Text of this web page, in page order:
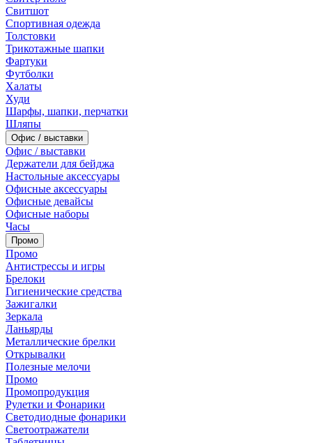
Свитшот
Спортивная одежда
Толстовки
Трикотажные шапки
Фартуки
Футболки
Халаты
Худи
Шарфы, шапки, перчатки
Шляпы
Офис / выставки
Офис / выставки
Держатели для бейджа
Настольные аксессуары
Офисные аксессуары
Офисные девайсы
Офисные наборы
Часы
Промо
Промо
Антистрессы и игры
Брелоки
Гигиенические средства
Зажигалки
Зеркала
Ланьярды
Металлические брелки
Открывалки
Полезные мелочи
Промо
Промопродукция
Рулетки и Фонарики
Светодиодные фонарики
Светоотражатели